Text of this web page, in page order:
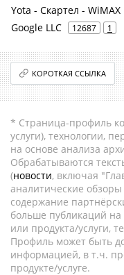
Yota - Скартел -
Google LLC 12687 1
КОРОТКАЯ ССЫЛКА
* Страница-профиль
услуги), технологии,
на основе анализа
Обрабатываются
(новости, включая
аналитические
содержание
больше публикаций
или продукта/услуги,
Профиль может быть
информацией, в т.ч.
продукте/услуге.